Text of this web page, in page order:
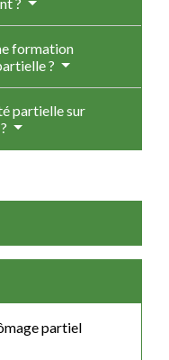
formation
?
partielle sur
partiel